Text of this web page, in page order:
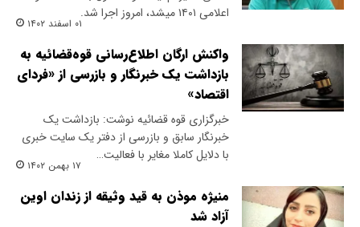
اعلامی ۱۴۰۱ میشد، امروز اجرا شد.
۰۱ اسفند ۱۴۰۲
واکنش ارگان اطلاع‌رسانی قوه‌قضائیه به
بازداشت یک خبرنگار و بازرسی از «فردای
اقتصاد»
خبرگزاری قوه قضائیه نوشت: بازداشت یک
خبرنگار سابق و بازرسی از دفتر یک سایت خبری
با دلایل کاملا مغایر با فعالیت…
۱۷ بهمن ۱۴۰۲
منیژه موذن به قید وثیقه از زندان اوین
آزاد شد